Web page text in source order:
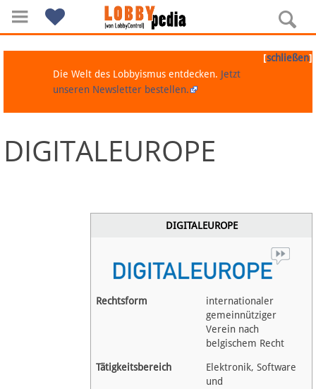
Navigation
[schließen]
Die Welt des Lobbyismus entdecken. Jetzt
unseren Newsletter bestellen.
DIGITALEUROPE
DIGITALEUROPE
Rechtsform
internationaler
gemeinnütziger
Verein nach
belgischem Recht
Tätigkeitsbereich
Elektronik, Software
und